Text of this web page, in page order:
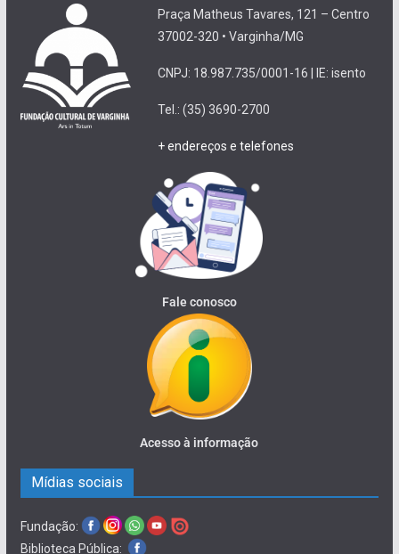
Praça Matheus Tavares, 121 – Centro
37002-320 • Varginha/MG
CNPJ: 18.987.735/0001-16 | IE: isento
Tel.: (35) 3690-2700
+ endereços e telefones
Fale conosco
Acesso à informação
Mídias sociais
Fundação:
Biblioteca Pública: